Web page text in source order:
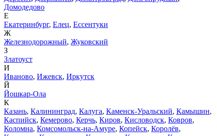
Домодедово
Е
Екатеринбург, Елец, Ессентуки
Ж
Железнодорожный, Жуковский
З
Златоуст
И
Иваново, Ижевск, Иркутск
Й
Йошкар-Ола
К
Казань, Калининград, Калуга, Каменск-Уральский, Камышин,
Каспийск, Кемерово, Керчь, Киров, Кисловодск, Ковров,
Коломна, Комсомольск-на-Амуре, Копейск, Королёв,